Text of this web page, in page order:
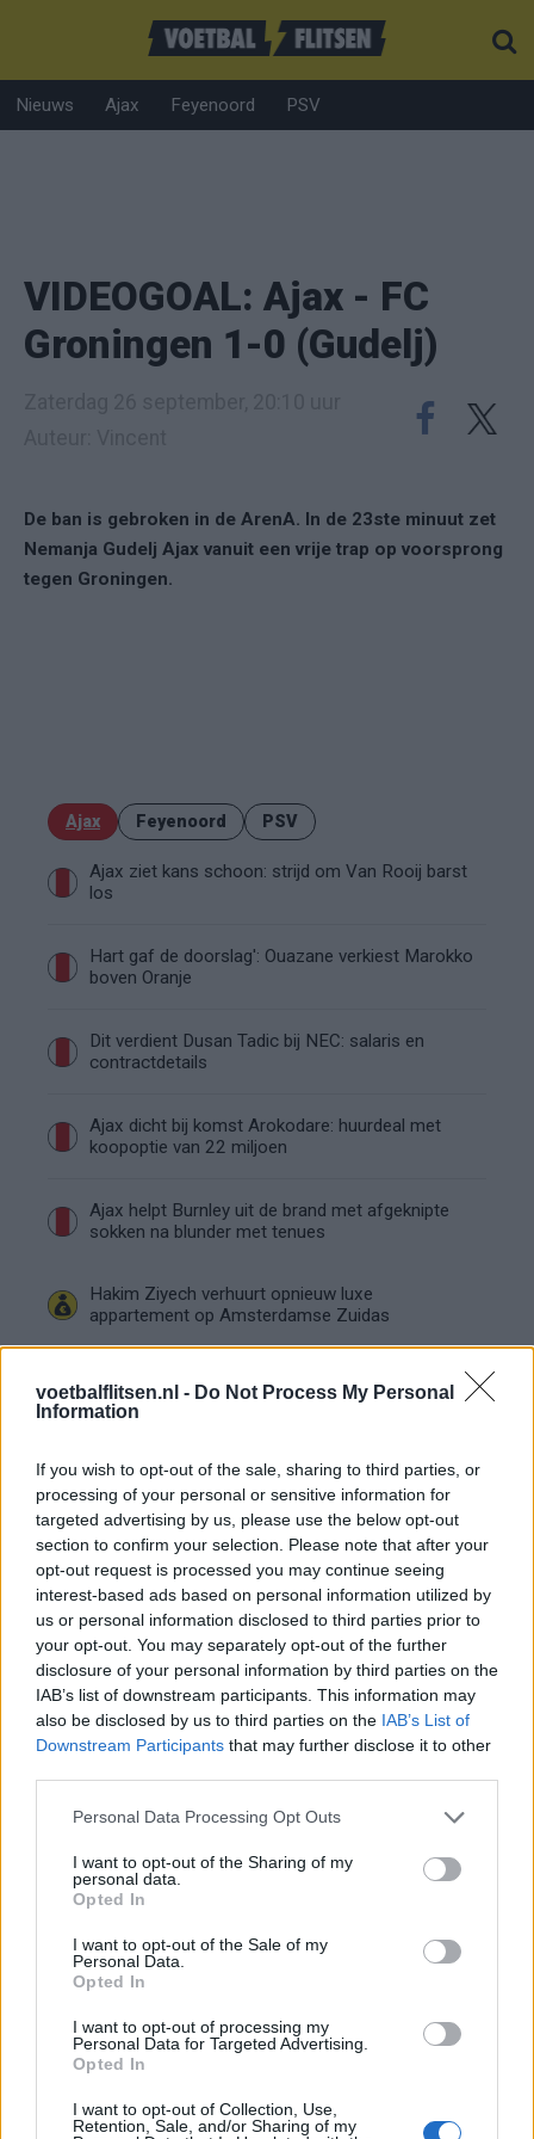
voetbalflitsen.nl - Do Not Process My Personal
Information
If you wish to opt-out of the sale, sharing to third parties, or
processing of your personal or sensitive information for
targeted advertising by us, please use the below opt-out
section to confirm your selection. Please note that after your
opt-out request is processed you may continue seeing
interest-based ads based on personal information utilized by
us or personal information disclosed to third parties prior to
your opt-out. You may separately opt-out of the further
disclosure of your personal information by third parties on the
IAB’s list of downstream participants. This information may
also be disclosed by us to third parties on the IAB’s List of
Downstream Participants that may further disclose it to other
Personal Data Processing Opt Outs
I want to opt-out of the Sharing of my
personal data.
Opted In
I want to opt-out of the Sale of my
Personal Data.
Opted In
I want to opt-out of processing my
Personal Data for Targeted Advertising.
Opted In
I want to opt-out of Collection, Use,
Retention, Sale, and/or Sharing of my
Nieuws Ajax Feyenoord PSV
VIDEOGOAL: Ajax - FC
Groningen 1-0 (Gudelj)
De ban is gebroken in de ArenA. In de 23ste minuut zet
Nemanja Gudelj Ajax vanuit een vrije trap op voorsprong
tegen Groningen.
Ajax Feyenoord PSV
Ajax ziet kans schoon: strijd om Van Rooij barst
los
Hart gaf de doorslag': Ouazane verkiest Marokko
boven Oranje
Dit verdient Dusan Tadic bij NEC: salaris en
contractdetails
Ajax dicht bij komst Arokodare: huurdeal met
koopoptie van 22 miljoen
Ajax helpt Burnley uit de brand met afgeknipte
sokken na blunder met tenues
Hakim Ziyech verhuurt opnieuw luxe
appartement op Amsterdamse Zuidas
Ajax: 'Hier gaan fans van genieten'
Resterend oefenprogramma Ajax: waar zijn de
duels te zien
Ajax groeit onder Míchel, maar transfermarkt
blijft cruciaal
Ajax-talent Mohamed Abdalla schrijft Europese
geschiedenis
Shane Kluivert krijgt kans van Flick en begint in
de basis bij FC Barcelona
Ouazane met Lionel Messi
Ajax zet grote stap richting volgende ronde na
ruime zege op Vojvodina
Dusan Tadic kijkt met bijzondere gevoelens naar
Ajax - Vojvodina
Zo veranderde de relatie tussen Rafael van der